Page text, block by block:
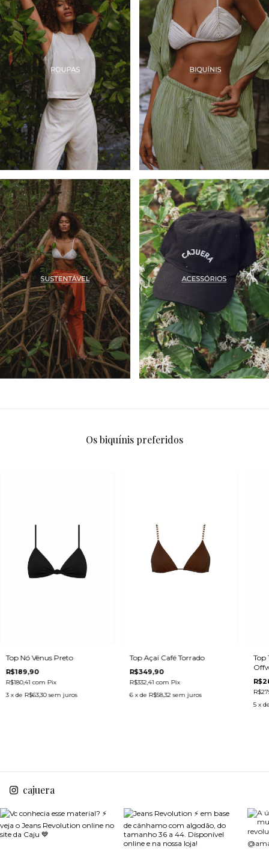
Os biquínis preferidos
Top Nó Vênus Preto
R$189,90
R$180,41com Pix
3 x de R$63,30 sem juros
Top Açaí Café Torrado
R$349,90
R$332,41com Pix
6 x de R$58,32 sem juros
Top
5 x
cajuera